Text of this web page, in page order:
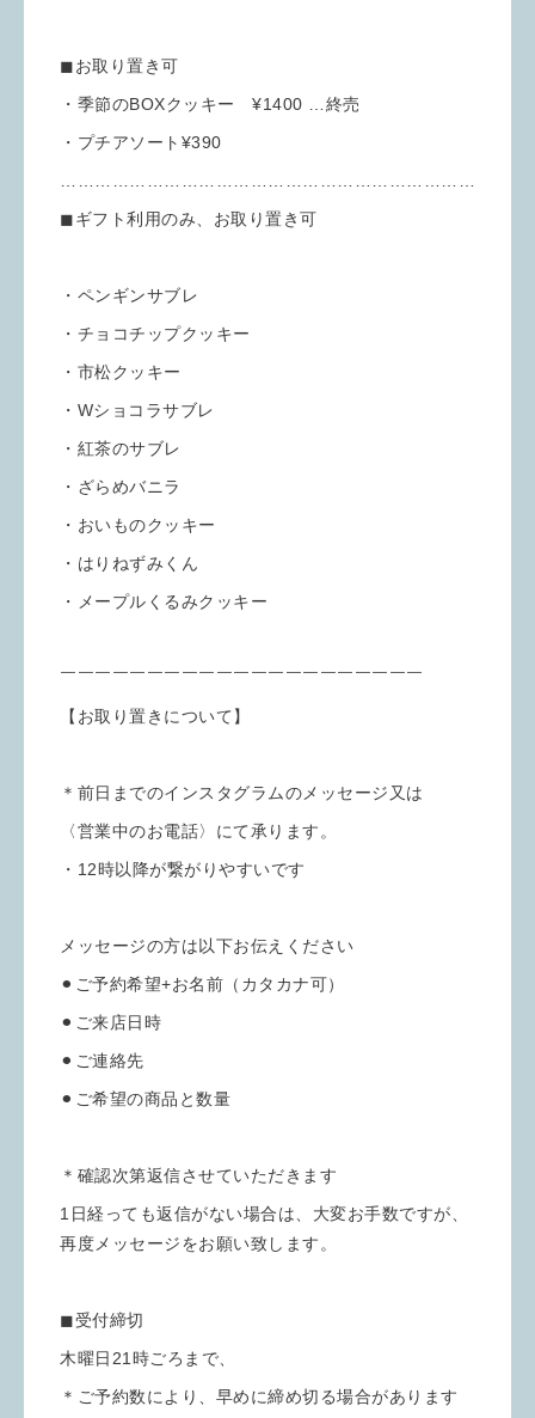
◼︎お取り置き可
・季節のBOXクッキー ¥1400 …終売
・プチアソート¥390
◼︎ギフト利用のみ、お取り置き可
・ペンギンサブレ
・チョコチップクッキー
・市松クッキー
・Wショコラサブレ
・紅茶のサブレ
・ざらめバニラ
・おいものクッキー
・はりねずみくん
・メープルくるみクッキー
￣￣￣￣￣￣￣￣￣￣￣￣￣￣￣￣￣￣￣￣￣
【お取り置きについて】
＊前日までのインスタグラムのメッセージ又は
〈営業中のお電話〉にて承ります。
・12時以降が繋がりやすいです
メッセージの方は以下お伝えください
⚫︎ご予約希望+お名前（カタカナ可）
⚫︎ご来店日時
⚫︎ご連絡先
⚫︎ご希望の商品と数量
＊確認次第返信させていただきます
1日経っても返信がない場合は、大変お手数ですが、
再度メッセージをお願い致します。
◼︎受付締切
木曜日21時ごろまで、
＊ご予約数により、早めに締め切る場合があります